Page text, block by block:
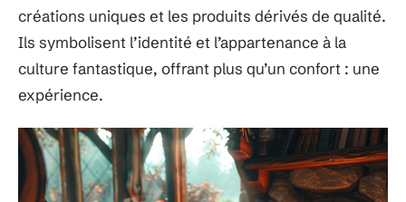
créations uniques et les produits dérivés de qualité.
Ils symbolisent l’identité et l’appartenance à la
culture fantastique, offrant plus qu’un confort : une
expérience.